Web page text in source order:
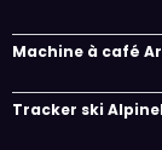
Tracker ski